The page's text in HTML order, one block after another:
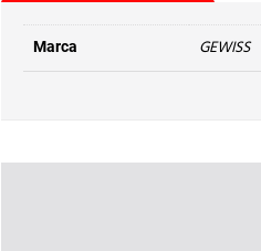
Marca GEWISS